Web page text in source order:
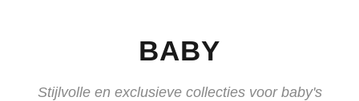
BABY
Stijlvolle en exclusieve collecties voor baby's